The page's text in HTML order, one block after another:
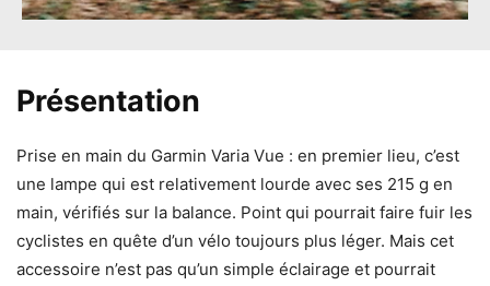
Présentation
Prise en main du Garmin Varia Vue : en premier lieu, c’est
une lampe qui est relativement lourde avec ses 215 g en
main, vérifiés sur la balance. Point qui pourrait faire fuir les
cyclistes en quête d’un vélo toujours plus léger. Mais cet
accessoire n’est pas qu’un simple éclairage et pourrait